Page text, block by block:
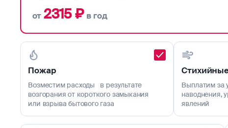
от 2315 ₽в год
Пожар
Возместим расходы в результате
возгорания от короткого замыкания
или взрыва бытового газа
Выплатим за
наводнения,
явлений